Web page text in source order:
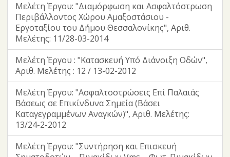
Μελέτη Έργου: "Διαμόρφωση και Ασφαλτόστρωση
Περιβάλλοντος Χώρου Αμαξοστάσιου -
Εργοταξίου του Δήμου Θεσσαλονίκης", Αριθ.
Μελέτης: 11/28-03-2014
Μελέτη Έργου : "Κατασκευή Υπό Διάνοιξη Οδών",
Αριθ. Μελέτης : 12 / 13-02-2012
Μελέτη Έργου: "Ασφαλτοστρώσεις Επί Παλαιάς
Βάσεως σε Επικίνδυνα Σημεία (Βάσει
Καταγεγραμμένων Αναγκών)", Αριθ. Μελέτης:
13/24-2-2012
Μελέτη Έργου: "Συντήρηση και Επισκευή